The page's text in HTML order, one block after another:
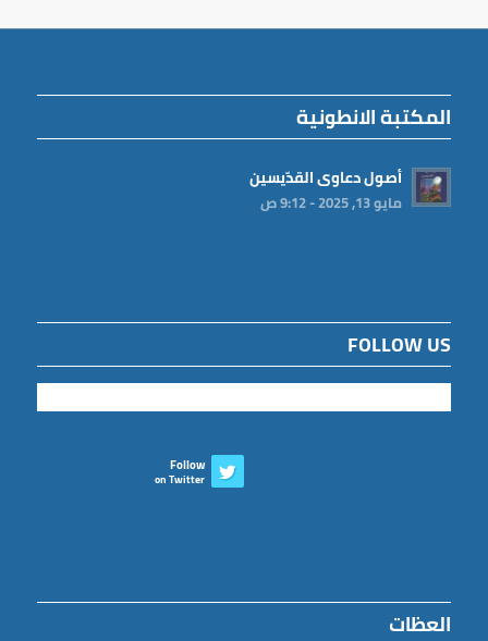
المكتبة الانطونية
أصول دعاوى القدّيسين
مايو 13, 2025 - 9:12 ص
FOLLOW US
Follow
on Twitter
العظات